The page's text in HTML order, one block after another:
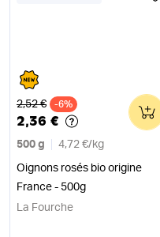
Ancien prix
2,52 € -6%
2,36 €
500 g 4,72 €/ kg
Oignons rosés bio origine
France - 500g
0
La Fourche